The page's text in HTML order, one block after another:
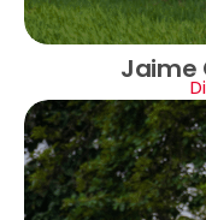
Jaime